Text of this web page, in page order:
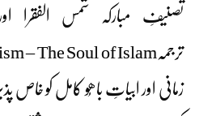
تصنیفِ مبارکہ شمس الفقرا
زمانی اور ابیاتِ باھُو کامل کو خاص